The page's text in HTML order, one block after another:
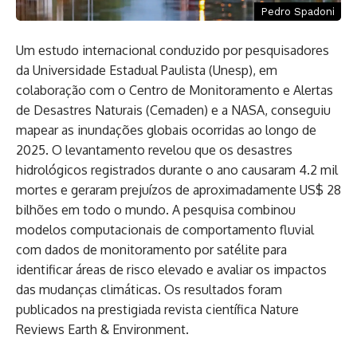
Pedro Spadoni
Um estudo internacional conduzido por pesquisadores
da Universidade Estadual Paulista (Unesp), em
colaboração com o Centro de Monitoramento e Alertas
de Desastres Naturais (Cemaden) e a NASA, conseguiu
mapear as inundações globais ocorridas ao longo de
2025. O levantamento revelou que os desastres
hidrológicos registrados durante o ano causaram 4.2 mil
mortes e geraram prejuízos de aproximadamente US$ 28
bilhões em todo o mundo. A pesquisa combinou
modelos computacionais de comportamento fluvial
com dados de monitoramento por satélite para
identificar áreas de risco elevado e avaliar os impactos
das mudanças climáticas. Os resultados foram
publicados na prestigiada revista científica Nature
Reviews Earth & Environment.